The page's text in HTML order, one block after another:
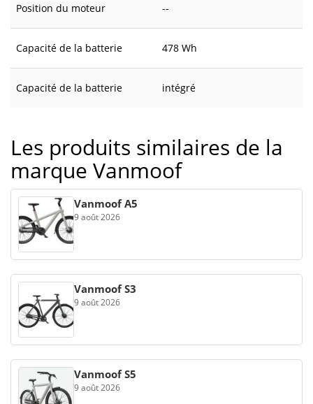
Position du moteur --
Capacité de la batterie 478 Wh
Capacité de la batterie intégré
Les produits similaires de la
marque Vanmoof
Vanmoof A5
9 août 2026
Vanmoof S3
9 août 2026
Vanmoof S5
9 août 2026